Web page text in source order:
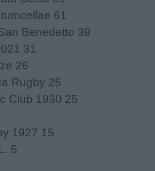
61
Benedetto 39
31
26
Rugby 25
Club 1930 25
1927 15
5